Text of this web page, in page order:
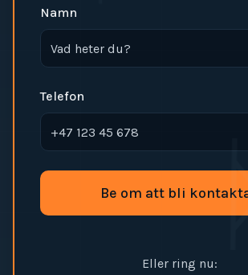
Namn
Telefon
Be om att bli
Eller ring nu: